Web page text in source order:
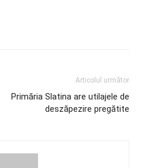
Articolul următor
Primăria Slatina are utilajele de
deszăpezire pregătite